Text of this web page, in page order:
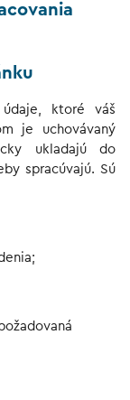
ktoré váš
je uchovávaný
ukladajú do
spracúvajú. Sú